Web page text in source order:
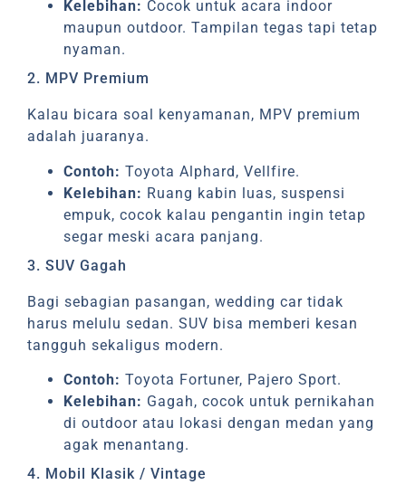
Kelebihan: Cocok untuk acara indoor
maupun outdoor. Tampilan tegas tapi tetap
nyaman.
2. MPV Premium
Kalau bicara soal kenyamanan, MPV premium
adalah juaranya.
Contoh: Toyota Alphard, Vellfire.
Kelebihan: Ruang kabin luas, suspensi
empuk, cocok kalau pengantin ingin tetap
segar meski acara panjang.
3. SUV Gagah
Bagi sebagian pasangan, wedding car tidak
harus melulu sedan. SUV bisa memberi kesan
tangguh sekaligus modern.
Contoh: Toyota Fortuner, Pajero Sport.
Kelebihan: Gagah, cocok untuk pernikahan
di outdoor atau lokasi dengan medan yang
agak menantang.
4. Mobil Klasik / Vintage